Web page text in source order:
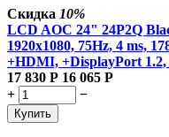
Скидка 10%
LCD AOC 24" 24P2Q
1920x1080, 75Hz, 4 ms,
+HDMI, +DisplayPort
17 830 Р 16 065 Р
+
−
Купить